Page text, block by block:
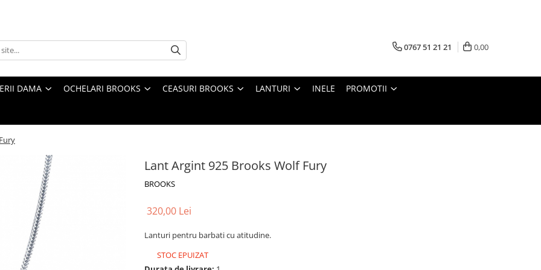
0767 51 21 21 0,00
DAMA OCHELARI BROOKS CEASURI BROOKS LANTURI INELE PROMOTII
Lant Argint 925 Brooks Wolf Fury
BROOKS
320,00 Lei
Lanturi pentru barbati cu atitudine.
STOC EPUIZAT